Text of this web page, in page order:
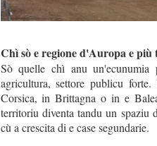
Chì sò e regione d'Auropa e più
Sò quelle chì anu
agricultura, settore publicu
Corsica, in Brittagna o in e
territoriu diventa tandu un spaziu
cù a crescita di e case segundarie.